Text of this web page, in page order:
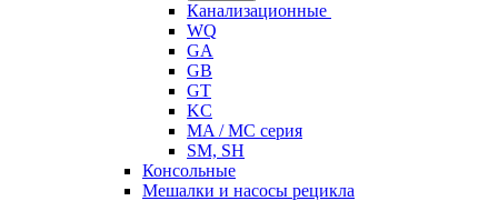
Канализационные
WQ
GA
GB
GT
KC
MA / MC серия
SM, SH
Консольные
Мешалки и насосы рецикла